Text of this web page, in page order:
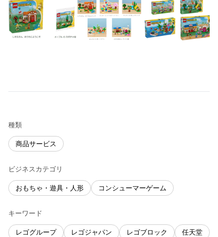
種類
商品サービス
ビジネスカテゴリ
おもちゃ・遊具・人形 コンシューマーゲーム
キーワード
レゴグループ レゴジャパン レゴブロック 任天堂